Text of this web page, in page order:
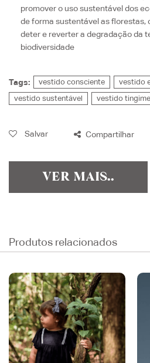
promover o uso sustentável dos
de forma sustentável as
deter e reverter a degradação da
biodiversidade
Tags: vestido consciente vestido
vestido sustentável
vestido
Salvar Compartilhar
VER MAIS..
Produtos relacionados